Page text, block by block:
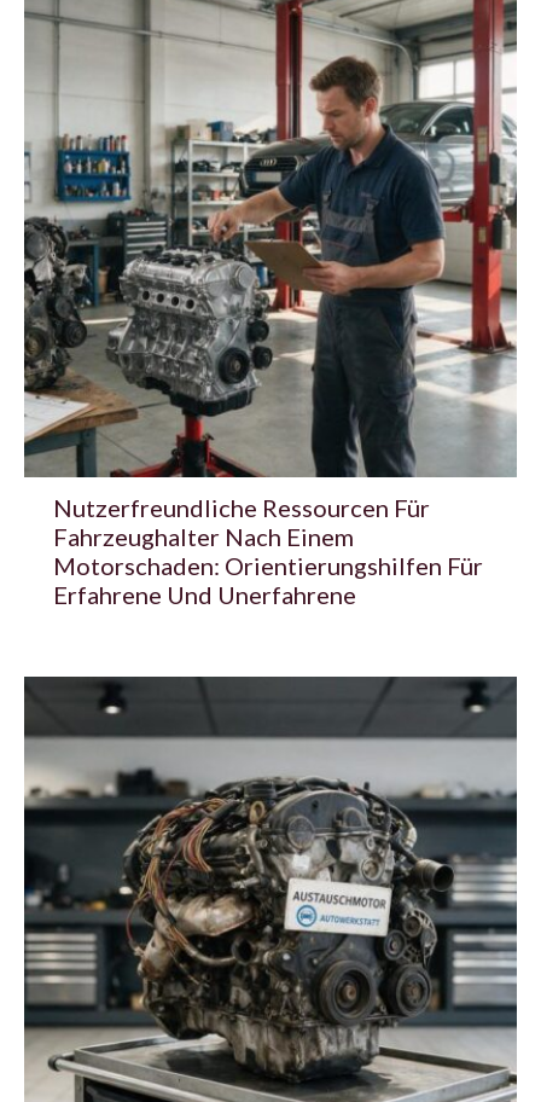
Nutzerfreundliche Ressourcen Für
Fahrzeughalter Nach Einem
Motorschaden: Orientierungshilfen Für
Erfahrene Und Unerfahrene